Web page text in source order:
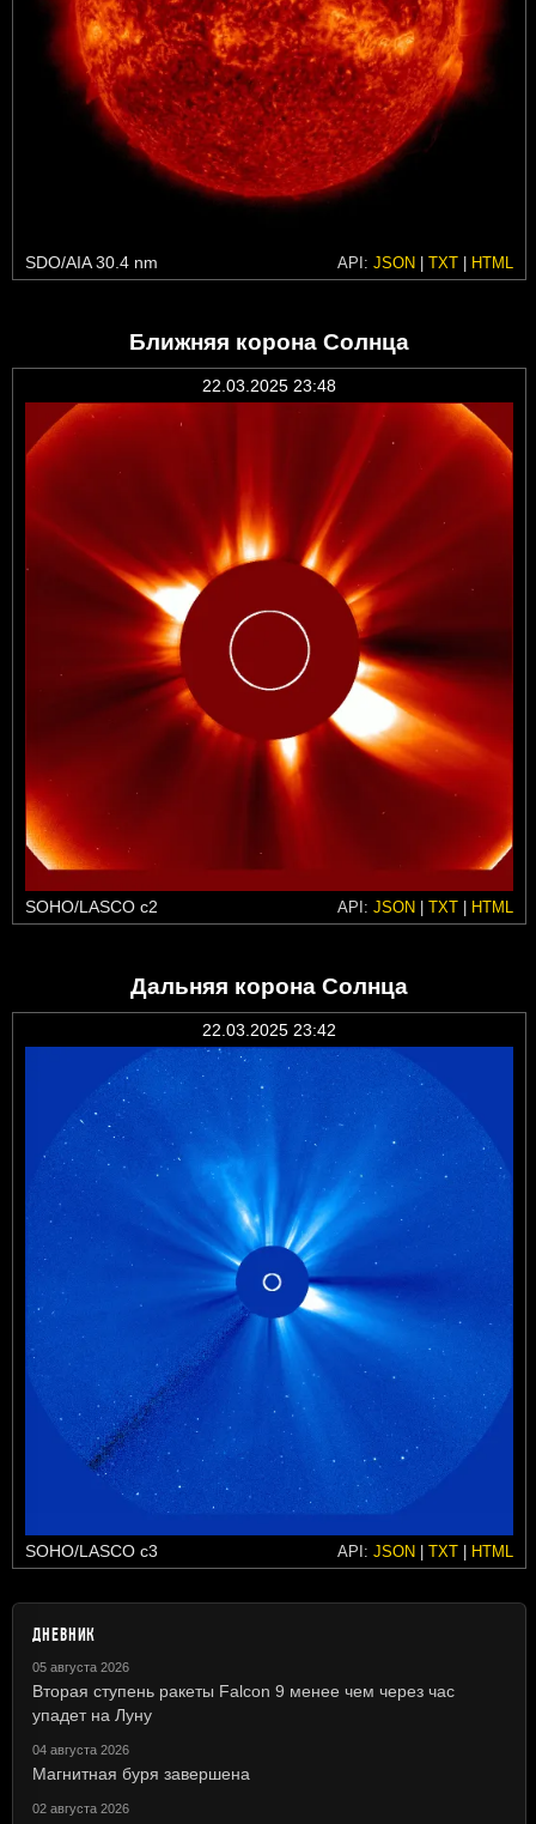
SDO/AIA 30.4 nm API: JSON | TXT | HTML
Ближняя корона Солнца
22.03.2025 23:48
SOHO/LASCO c2 API: JSON | TXT | HTML
Дальняя корона Солнца
22.03.2025 23:42
SOHO/LASCO c3 API: JSON | TXT | HTML
ДНЕВНИК
05 августа 2026
Вторая ступень ракеты Falcon 9 менее чем через час
упадет на Луну
04 августа 2026
Магнитная буря завершена
02 августа 2026